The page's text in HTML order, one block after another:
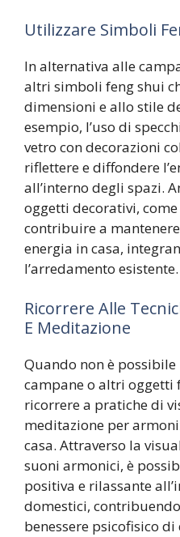
Utilizzare Simboli
In alternativa alle
altri simboli feng shui
dimensioni e allo stile
esempio, l’uso di
vetro con decorazioni
riflettere e diffondere
all’interno degli spazi.
oggetti decorativi,
contribuire a
energia in casa,
l’arredamento esistente.
Ricorrere Alle
E Meditazione
Quando non è
campane o altri oggetti
ricorrere a pratiche di
meditazione per
casa. Attraverso la
suoni armonici, è
positiva e rilassante
domestici,
benessere psicofisico di